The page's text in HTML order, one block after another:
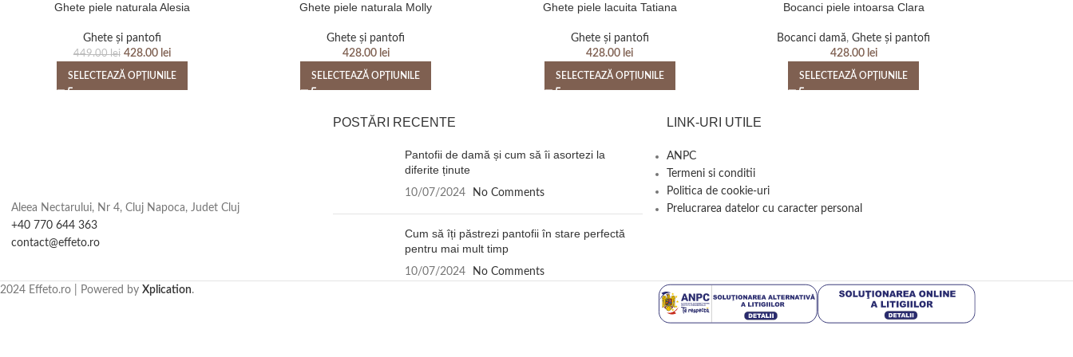
Ghete piele naturala Alesia
Ghete și pantofi
449.00lei 428.00 lei
SELECTEAZĂ OPȚIUNILE
Ghete piele naturala Molly
Ghete și pantofi
428.00 lei
SELECTEAZĂ OPȚIUNILE
Ghete piele lacuita Tatiana
Ghete și pantofi
428.00 lei
SELECTEAZĂ OPȚIUNILE
Bocanci piele intoarsa Clara
Bocanci damă,Ghete și pantofi
428.00 lei
SELECTEAZĂ OPȚIUNILE
Aleea Nectarului, Nr 4, Cluj Napoca, Judet Cluj
+40 770 644 363
contact@effeto.ro
POSTĂRI RECENTE
Pantofii de damă și cum să îi asortezi la
diferite ținute
10/07/2024 No Comments
Cum să îți păstrezi pantofii în stare perfectă
pentru mai mult timp
10/07/2024 No Comments
LINK-URI UTILE
ANPC
Termeni si conditii
Politica de cookie-uri
Prelucrarea datelor cu caracter personal
2024 Effeto.ro | Powered by Xplication.